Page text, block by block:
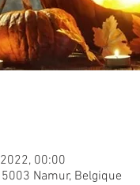
00:00
Namur, Belgique